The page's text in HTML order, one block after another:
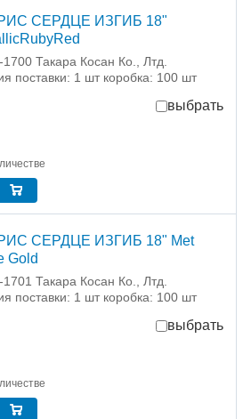
СЕРДЦЕ ИЗГИБ 18"
1700 Такара Косан Ко., Лтд.
поставки: 1 шт коробка: 100 шт
выбрать
СЕРДЦЕ ИЗГИБ 18" Met
Gold
1701 Такара Косан Ко., Лтд.
поставки: 1 шт коробка: 100 шт
выбрать